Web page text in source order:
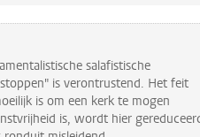
salafistische
is verontrustend. Het feit
is om een kerk te mogen
is, wordt hier